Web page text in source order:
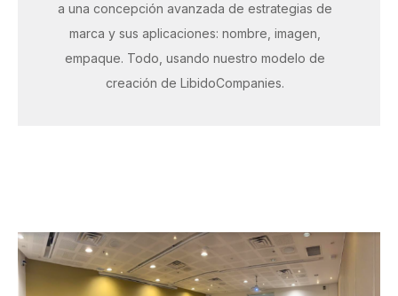
a una concepción avanzada de estrategias de
marca y sus aplicaciones: nombre, imagen,
empaque. Todo, usando nuestro modelo de
creación de LibidoCompanies.